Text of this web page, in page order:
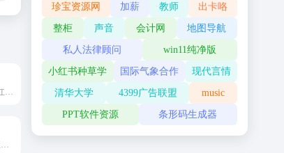
珍宝资源网 加薪 教师 出卡咯
整柜 声音 会计网 地图导航
私人法律顾问 win11纯净版
小红书种草学 国际气象合作 现代言情
清华大学 4399广告联盟 music
PPT软件资源 条形码生成器